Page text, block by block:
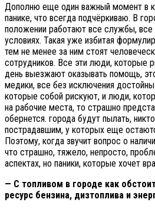
Дополню еще один важный момент в
панике, что всегда подчёркиваю. В
положении работают все службы, все
условиях. Такая уже избитая
тем не менее за ним стоят
сотрудников. Все эти люди, которые
день выезжают оказывать помощь,
медики, все без исключения
которые собой рискуют, и люди,
на рабочие места, то страшно
обернется. города будут пылать,
пострадавшим, у которых еще
Поэтому, когда звучит вопрос о
что страшно, тяжело, непросто,
аспектах, но паники, которые хочет
— С топливом в городе как
ресурс бензина, дизтоплива и